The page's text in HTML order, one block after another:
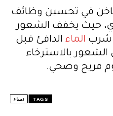
في تحسين وظائف
حيث يخفف الشعور
شرب الماء الدافئ قبل
بالاسترخاء
مريح وصحي.
TAGS نساء